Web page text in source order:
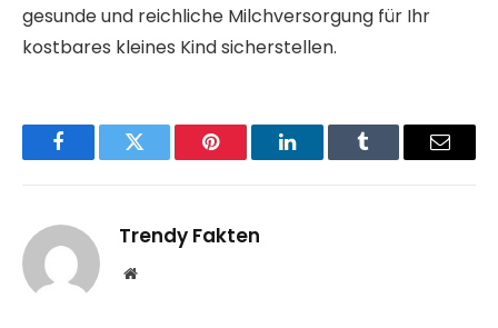
gesunde und reichliche Milchversorgung für Ihr
kostbares kleines Kind sicherstellen.
FacebookTwitter Pinterest LinkedInTumblr Email
Trendy Fakten
Website